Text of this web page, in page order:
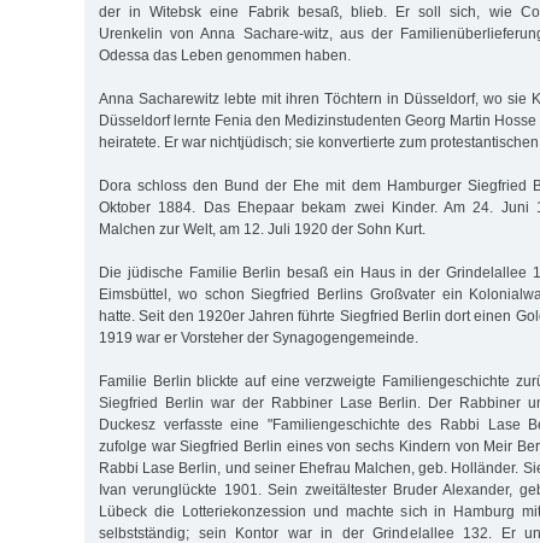
der in Witebsk eine Fabrik besaß, blieb. Er soll sich, wie
Urenkelin von Anna Sachare-witz, aus der
Odessa das Leben genommen haben.
Anna Sacharewitz lebte mit ihren Töchtern in Düsseldorf, wo sie
Düsseldorf lernte Fenia den Medizinstudenten Georg Martin
heiratete. Er war nichtjüdisch; sie konvertierte zum
Dora schloss den Bund der Ehe mit dem Hamburger Siegfried
Oktober 1884. Das Ehepaar bekam zwei Kinder. Am 24. Juni
Malchen zur Welt, am 12. Juli 1920 der Sohn Kurt.
Die jüdische Familie Berlin besaß ein Haus in der Grindelallee
Eimsbüttel, wo schon Siegfried Berlins Großvater ein
hatte. Seit den 1920er Jahren führte Siegfried Berlin dort einen
1919 war er Vorsteher der Synagogengemeinde.
Familie Berlin blickte auf eine verzweigte Familiengeschichte
Siegfried Berlin war der Rabbiner Lase Berlin. Der Rabbiner
Duckesz verfasste eine "Familiengeschichte des Rabbi Lase
zufolge war Siegfried Berlin eines von sechs Kindern von Meir
Rabbi Lase Berlin, und seiner Ehefrau Malchen, geb. Holländer.
Ivan verunglückte 1901. Sein zweitältester Bruder Alexander,
Lübeck die Lotteriekonzession und machte sich in Hamburg
selbstständig; sein Kontor war in der Grindelallee 132. Er